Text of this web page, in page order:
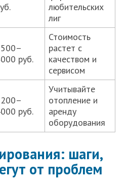
любительских
лиг
руб.
Стоимость
растет с
качеством и
сервисом
руб.
Учитывайте
отопление и
аренду
оборудования
шаги,
от проблем